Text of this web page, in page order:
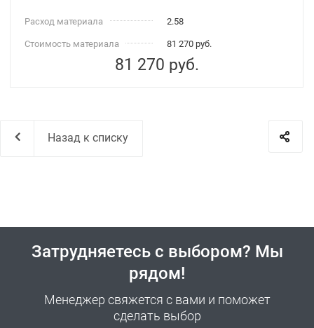
Расход материала 2.58
Стоимость материала 81 270 руб.
81 270 руб.
Назад к списку
Затрудняетесь с выбором? Мы
рядом!
Менеджер свяжется с вами и поможет
сделать выбор